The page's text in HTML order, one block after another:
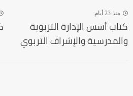
منذ 23 أيام
كتاب أسس الإدارة التربوية
والمدرسية والإشراف التربوي